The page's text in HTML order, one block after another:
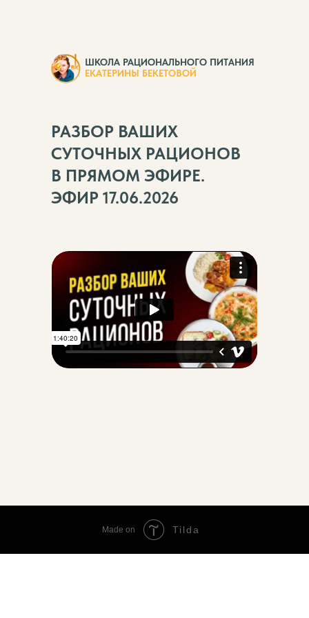
РАЗБОР ВАШИХ
СУТОЧНЫХ РАЦИОНОВ
В ПРЯМОМ ЭФИРЕ.
ЭФИР 17.06.2026
ШКОЛА РАЦИОНАЛЬНОГО ПИТАНИЯ
ЕКАТЕРИНЫ БЕКЕТОВОЙ
Made on Tilda